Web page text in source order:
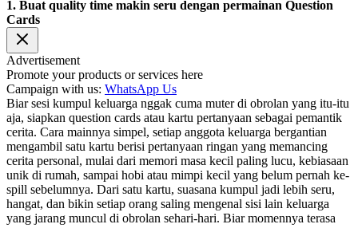
1. Buat quality time makin seru dengan permainan Question
Cards
Advertisement
Promote your products or services here
Campaign with us: WhatsApp Us
Biar sesi kumpul keluarga nggak cuma muter di obrolan yang itu-itu
aja, siapkan question cards atau kartu pertanyaan sebagai pemantik
cerita. Cara mainnya simpel, setiap anggota keluarga bergantian
mengambil satu kartu berisi pertanyaan ringan yang memancing
cerita personal, mulai dari memori masa kecil paling lucu, kebiasaan
unik di rumah, sampai hobi atau mimpi kecil yang belum pernah ke-
spill sebelumnya. Dari satu kartu, suasana kumpul jadi lebih seru,
hangat, dan bikin setiap orang saling mengenal sisi lain keluarga
yang jarang muncul di obrolan sehari-hari. Biar momennya terasa